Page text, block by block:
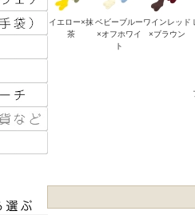
イエロー×抹
茶
ベビーブルー
×オフホワイ
ト
ワインレッド
×ブラウン